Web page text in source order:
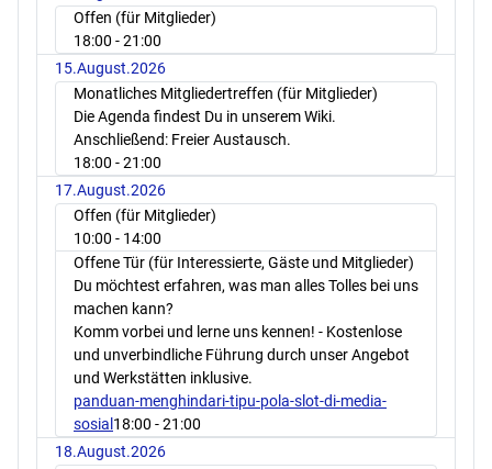
Offen (für Mitglieder)
18:00 - 21:00
15.August.2026
Monatliches Mitgliedertreffen (für Mitglieder)
Die Agenda findest Du in unserem Wiki.
Anschließend: Freier Austausch.
18:00 - 21:00
17.August.2026
Offen (für Mitglieder)
10:00 - 14:00
Offene Tür (für Interessierte, Gäste und Mitglieder)
Du möchtest erfahren, was man alles Tolles bei uns
machen kann?
Komm vorbei und lerne uns kennen! - Kostenlose
und unverbindliche Führung durch unser Angebot
und Werkstätten inklusive.
panduan-menghindari-tipu-pola-slot-di-media-
sosial 18:00 - 21:00
18.August.2026